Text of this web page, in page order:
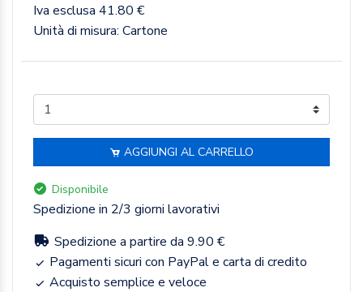
Iva esclusa 41.80 €
Unità di misura: Cartone
AGGIUNGI AL CARRELLO
Disponibile
Spedizione in 2/3 giorni lavorativi
Spedizione a partire da 9.90 €
Pagamenti sicuri con PayPal e carta di credito
Acquisto semplice e veloce